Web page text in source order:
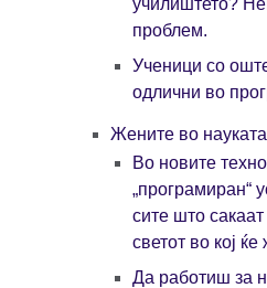
проблем.
Ученици со
одлични во
Жените во
Во новите
„програмиран“
сите што сакаат
светот во кој
Да работиш за